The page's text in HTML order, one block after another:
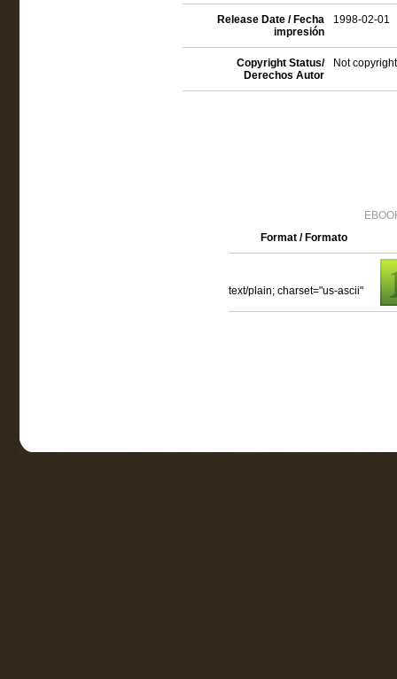
Release Date / Fecha
impresión
1998-02-01
Copyright Status/
Derechos Autor
Not
Format / Formato
text/plain; charset="us-ascii"